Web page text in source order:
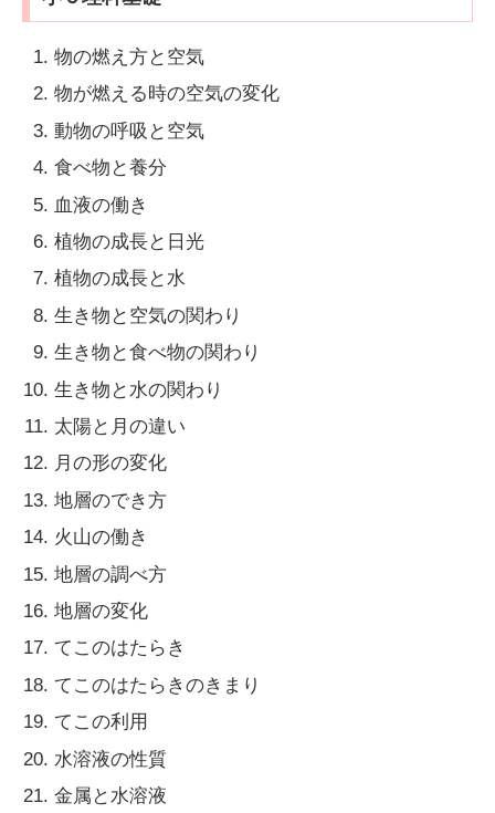
物の燃え方と空気
物が燃える時の空気の変化
動物の呼吸と空気
食べ物と養分
血液の働き
植物の成長と日光
植物の成長と水
生き物と空気の関わり
生き物と食べ物の関わり
生き物と水の関わり
太陽と月の違い
月の形の変化
地層のでき方
火山の働き
地層の調べ方
地層の変化
てこのはたらき
てこのはたらきのきまり
てこの利用
水溶液の性質
金属と水溶液